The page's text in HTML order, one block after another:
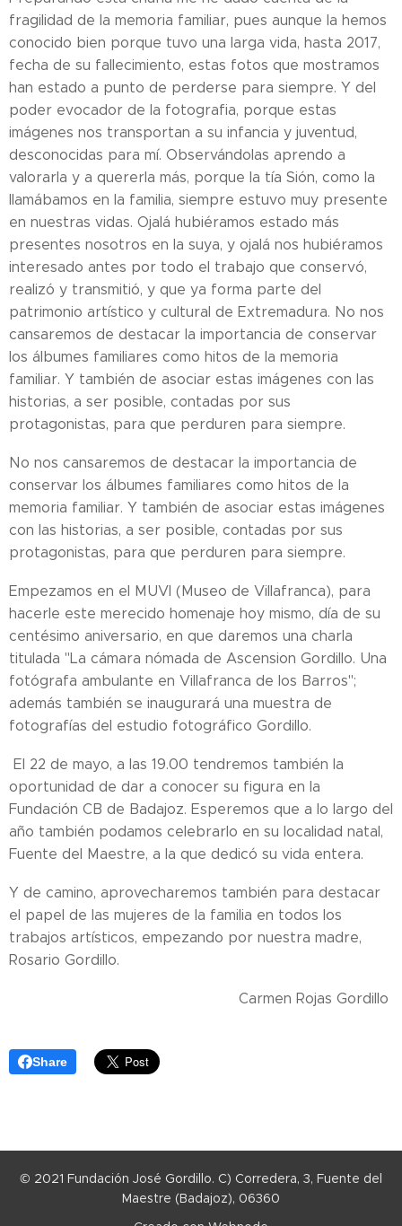
fragilidad de la memoria familiar, pues aunque la hemos
conocido bien porque tuvo una larga vida, hasta 2017,
fecha de su fallecimiento, estas fotos que mostramos
han estado a punto de perderse para siempre. Y del
poder evocador de la fotografia, porque estas
imágenes nos transportan a su infancia y juventud,
desconocidas para mí. Observándolas aprendo a
valorarla y a quererla más, porque la tía Sión, como la
llamábamos en la familia, siempre estuvo muy presente
en nuestras vidas. Ojalá hubiéramos estado más
presentes nosotros en la suya, y ojalá nos hubiéramos
interesado antes por todo el trabajo que conservó,
realizó y transmitió, y que ya forma parte del
patrimonio artístico y cultural de Extremadura. No nos
cansaremos de destacar la importancia de conservar
los álbumes familiares como hitos de la memoria
familiar. Y también de asociar estas imágenes con las
historias, a ser posible, contadas por sus
protagonistas, para que perduren para siempre.
No nos cansaremos de destacar la importancia de
conservar los álbumes familiares como hitos de la
memoria familiar. Y también de asociar estas imágenes
con las historias, a ser posible, contadas por sus
protagonistas, para que perduren para siempre.
Empezamos en el MUVI (Museo de Villafranca), para
hacerle este merecido homenaje hoy mismo, día de su
centésimo aniversario, en que daremos una charla
titulada "La cámara nómada de Ascension Gordillo. Una
fotógrafa ambulante en Villafranca de los Barros";
además también se inaugurará una muestra de
fotografías del estudio fotográfico Gordillo.
El 22 de mayo, a las 19.00 tendremos también la
oportunidad de dar a conocer su figura en la
Fundación CB de Badajoz. Esperemos que a lo largo del
año también podamos celebrarlo en su localidad natal,
Fuente del Maestre, a la que dedicó su vida entera.
Y de camino, aprovecharemos también para destacar
el papel de las mujeres de la familia en todos los
trabajos artísticos, empezando por nuestra madre,
Rosario Gordillo.
Carmen Rojas Gordillo
Share
© 2021 Fundación José Gordillo. C) Corredera, 3, Fuente del
Maestre (Badajoz), 06360